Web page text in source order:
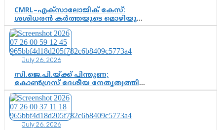
CMRL–എക്‌സാലോജിക് കേസ്:
ശശിധരൻ കർത്തയുടെ മൊഴിയുടെ
അടിസ്ഥാനത്തിൽ പിണറായി
വിജയനെ ചോദ്യം ചെയ്യുന്നതിൽ ഉടൻ
തീരുമാനം; വീണയ്‌ക്കെതിരെ
കൂടുതൽ തെളിവുകൾ പരിശോധിച്ച്
ഇഡി
July 26, 2026
സി.ജെ.പി.യ്ക്ക് പിന്തുണ;
കോൺഗ്രസ് ദേശീയ നേതൃത്വത്തിൽ
ആശങ്കയോ? പാർട്ടിക്കുള്ളിൽ
ഭിന്നാഭിപ്രായമെന്ന വിലയിരുത്തൽ
July 26, 2026